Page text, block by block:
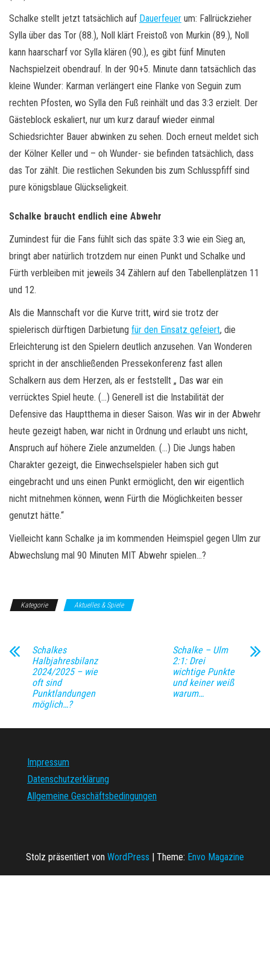
Schalke stellt jetzt tatsächlich auf Dauerfeuer um: Fallrückzieher
Sylla über das Tor (88.), Noll klärt Freistoß von Murkin (89.), Noll
kann haarscharf vor Sylla klären (90.), es gibt fünf Minuten
Nachspielzeit obendrauf. In der 90+5. Minute dann tatsächlich das
kleine Wunder: Karman verlängert eine Flanke von Seguin zum
rechten Pfosten, wo Sylla den Fuß reinhält und das 3:3 erzielt. Der
Gästeblock eskaliert, nur um kurz darauf wieder einmal
Schiedsrichter Bauer abwinken zu sehen. Doch erneut meldet sich
der Kölner Keller und – oh Wunder- sie befinden tatsächlich, dass
das Tor zählt. Die restlichen Sekunden bis zum Schlusspfiff sind
pure königsblaue Glückseligkeit.
Schalke braucht endlich eine Abwehr
Zumindest für die Fans fühlt sich das späte 3:3 wie ein Sieg an,
bringt aber natürlich trotzdem nur einen Punkt und Schalke und
Fürth verbleiben mit jeweils 34 Zählern auf den Tabellenplätzen 11
und 12.
Als die Mannschaft vor die Kurve tritt, wird sie trotz der
spielerisch dürftigen Darbietung für den Einsatz gefeiert, die
Erleichterung ist den Spielern deutlich anzusehen. Van Wonderen
spricht in der anschließenden Pressekonferenz fast allen
Schalkern aus dem Herzen, als er feststellt „ Das war ein
verrücktes Spiel heute. (…) Generell ist die Instabilität der
Defensive das Hauptthema in dieser Saison. Was wir in der Abwehr
heute gezeigt haben, war nicht in Ordnung und erlaubt uns nicht,
Anspruch auf höhere Ziele anzumelden. (…) Die Jungs haben
Charakter gezeigt, die Einwechselspieler haben sich gut
eingebracht und uns einen Punkt ermöglicht, den wir eigentlich
nicht mitnehmen können, wenn Fürth die Möglichkeiten besser
genutzt hätte.“
Vielleicht kann Schalke ja im kommenden Heimspiel gegen Ulm zur
Abwechslung mal 90 Minuten MIT Abwehr spielen…?
Kategorie Aktuelles & Spiele
Schalkes
Halbjahresbilanz
2024/2025 – wie
oft sind
Punktlandungen
möglich…?
Schalke – Ulm
2:1: Drei
wichtige Punkte
und keiner weiß
warum…
Impressum
Datenschutzerklärung
Allgemeine Geschäftsbedingungen
Stolz präsentiert von WordPress | Theme: Envo Magazine